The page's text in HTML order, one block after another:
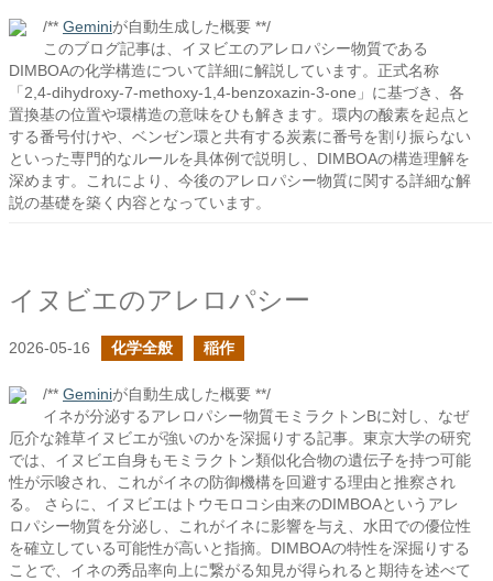
/** Geminiが自動生成した概要 **/
このブログ記事は、イヌビエのアレロパシー物質である
DIMBOAの化学構造について詳細に解説しています。正式名称
「2,4-dihydroxy-7-methoxy-1,4-benzoxazin-3-one」に基づき、各
置換基の位置や環構造の意味をひも解きます。環内の酸素を起点と
する番号付けや、ベンゼン環と共有する炭素に番号を割り振らない
といった専門的なルールを具体例で説明し、DIMBOAの構造理解を
深めます。これにより、今後のアレロパシー物質に関する詳細な解
説の基礎を築く内容となっています。
イヌビエのアレロパシー
2026-05-16 化学全般 稲作
/** Geminiが自動生成した概要 **/
イネが分泌するアレロパシー物質モミラクトンBに対し、なぜ
厄介な雑草イヌビエが強いのかを深掘りする記事。東京大学の研究
では、イヌビエ自身もモミラクトン類似化合物の遺伝子を持つ可能
性が示唆され、これがイネの防御機構を回避する理由と推察され
る。 さらに、イヌビエはトウモロコシ由来のDIMBOAというアレ
ロパシー物質を分泌し、これがイネに影響を与え、水田での優位性
を確立している可能性が高いと指摘。DIMBOAの特性を深掘りする
ことで、イネの秀品率向上に繋がる知見が得られると期待を述べて